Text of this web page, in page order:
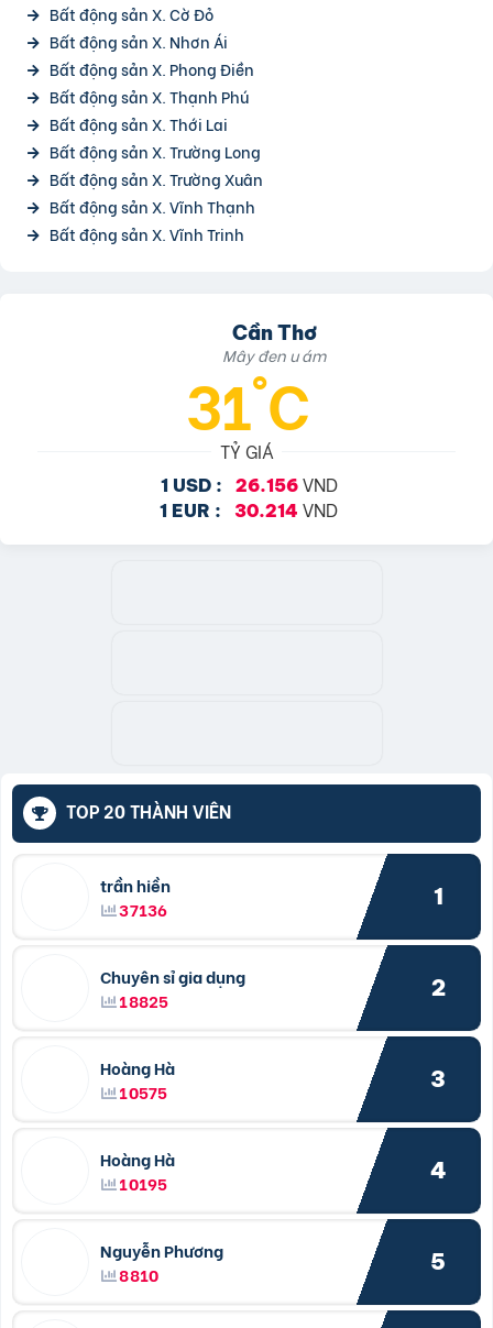
Bất động sản X. Cờ Đỏ
Bất động sản X. Nhơn Ái
Bất động sản X. Phong Điền
Bất động sản X. Thạnh Phú
Bất động sản X. Thới Lai
Bất động sản X. Trường Long
Bất động sản X. Trường Xuân
Bất động sản X. Vĩnh Thạnh
Bất động sản X. Vĩnh Trinh
Cần Thơ
Mây đen u ám
31°C
TỶ GIÁ
1 USD : 26.156VND
1 EUR : 30.214 VND
TOP 20 THÀNH VIÊN
trần hiền
37136
1
Chuyên sỉ gia dụng
18825
2
Hoàng Hà
10575
3
Hoàng Hà
10195
4
Nguyễn Phương
8810
5